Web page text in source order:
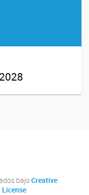
bajo Creative